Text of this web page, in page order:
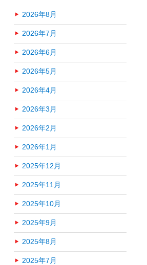
2026年8月
2026年7月
2026年6月
2026年5月
2026年4月
2026年3月
2026年2月
2026年1月
2025年12月
2025年11月
2025年10月
2025年9月
2025年8月
2025年7月